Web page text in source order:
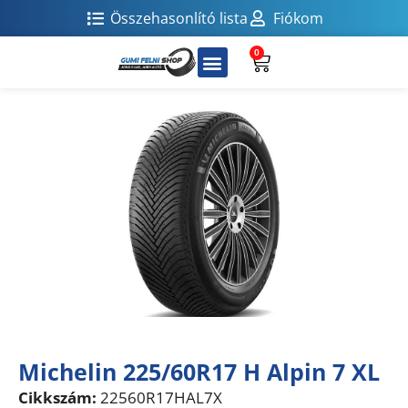
Összehasonlító lista Fiókom
0
Michelin 225/60R17 H Alpin 7 XL
Cikkszám: 22560R17HAL7X